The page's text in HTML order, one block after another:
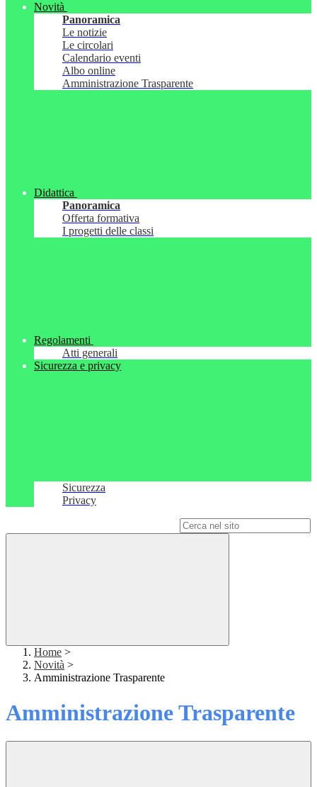
Novità
Panoramica
Le notizie
Le circolari
Calendario eventi
Albo online
Amministrazione Trasparente
Didattica
Panoramica
Offerta formativa
I progetti delle classi
Regolamenti
Atti generali
Sicurezza e privacy
Sicurezza
Privacy
Home >
Novità >
Amministrazione Trasparente
Amministrazione Trasparente